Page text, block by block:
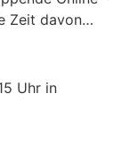
Zeit davon…
Uhr in